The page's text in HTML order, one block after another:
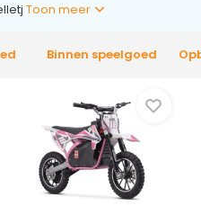
Toon meer
Binnen speelgoed